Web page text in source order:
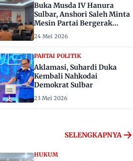
Buka Musda IV Hanura
Sulbar, Anshori Saleh Minta
Mesin Partai Bergerak
24 Mei 2026
PARTAI POLITIK
Aklamasi, Suhardi Duka
Kembali Nahkodai
Demokrat Sulbar
23 Mei 2026
SELENGKAPNYA
HUKUM